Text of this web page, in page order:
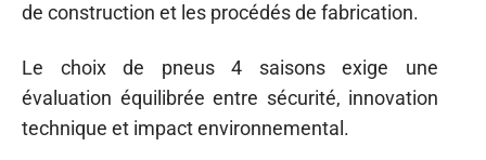
de construction et les procédés de fabrication.
Le choix de pneus 4 saisons exige une
évaluation équilibrée entre sécurité, innovation
technique et impact environnemental.